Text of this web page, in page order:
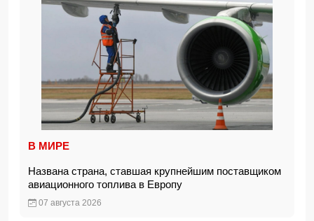
В МИРЕ
Названа страна, ставшая крупнейшим поставщиком
авиационного топлива в Европу
07 августа 2026